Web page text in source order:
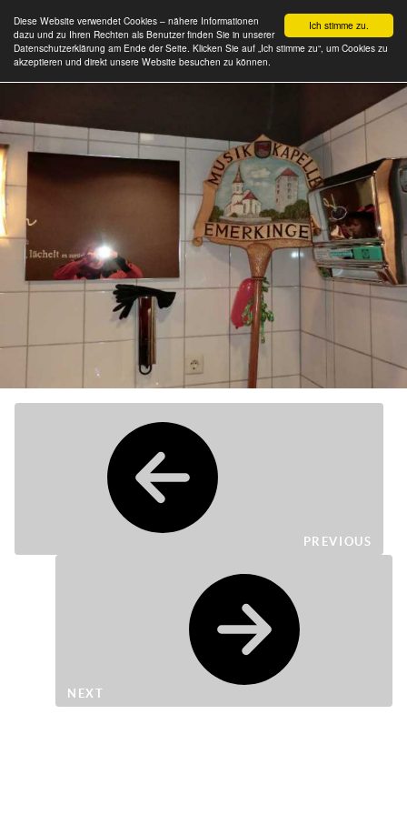
Ich stimme zu.
Diese Website verwendet Cookies – nähere Informationen
dazu und zu Ihren Rechten als Benutzer finden Sie in unserer
Datenschutzerklärung am Ende der Seite. Klicken Sie auf „Ich stimme zu“, um Cookies zu
akzeptieren und direkt unsere Website besuchen zu können.
PREVIOUS
NEXT